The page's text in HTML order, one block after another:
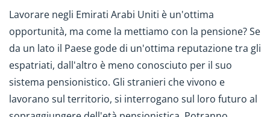
Lavorare negli Emirati Arabi Uniti è un'ottima
opportunità, ma come la mettiamo con la pensione? Se
da un lato il Paese gode di un'ottima reputazione tra gli
espatriati, dall'altro è meno conosciuto per il suo
sistema pensionistico. Gli stranieri che vivono e
lavorano sul territorio, si interrogano sul loro futuro al